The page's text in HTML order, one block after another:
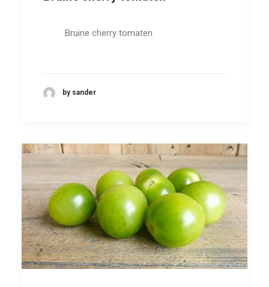
Bruine cherry tomaten
by sander